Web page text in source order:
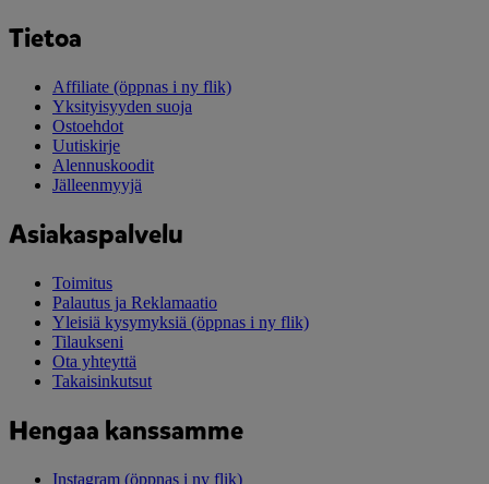
Tietoa
Affiliate (öppnas i ny flik)
Yksityisyyden suoja
Ostoehdot
Uutiskirje
Alennuskoodit
Jälleenmyyjä
Asiakaspalvelu
Toimitus
Palautus ja Reklamaatio
Yleisiä kysymyksiä (öppnas i ny flik)
Tilaukseni
Ota yhteyttä
Takaisinkutsut
Hengaa kanssamme
Instagram (öppnas i ny flik)